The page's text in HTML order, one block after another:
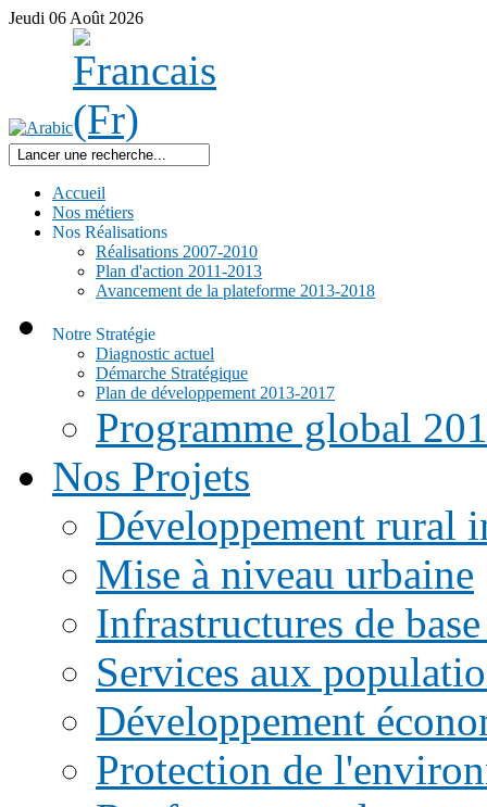
Jeudi 06 Août 2026
Accueil
Nos métiers
Nos Réalisations
Réalisations 2007-2010
Plan d'action 2011-2013
Avancement de la plateforme 2013-2018
Notre Stratégie
Diagnostic actuel
Démarche Stratégique
Plan de développement 2013-2017
Programme global
Nos Projets
Développement rural
Mise à niveau urbaine
Infrastructures de
Services aux
Développement
Protection de